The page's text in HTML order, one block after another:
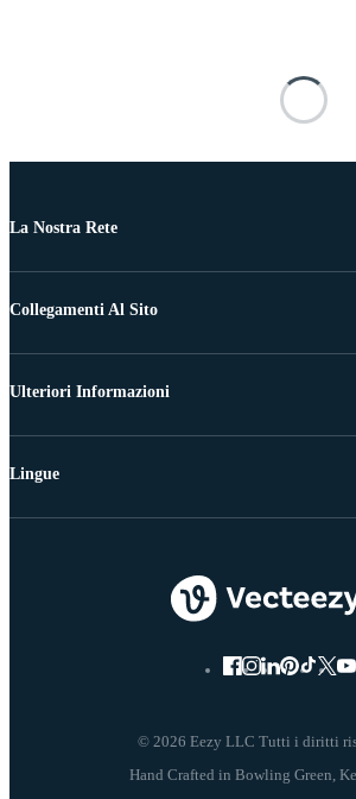
La Nostra Rete
Collegamenti Al Sito
Ulteriori Informazioni
© 2026 Eezy LLC Tutti i diritti
Lingue